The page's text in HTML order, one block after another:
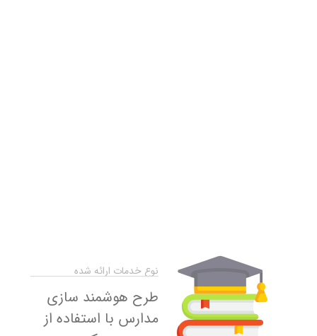
نوع خدمات ارائه شده
طرح هوشمند سازی
مدارس با استفاده از